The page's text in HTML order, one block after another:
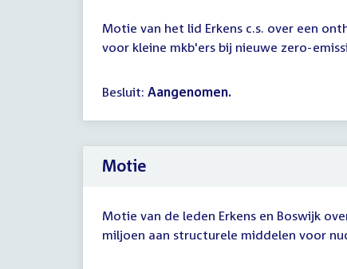
Motie van het lid Erkens c.s. over een
voor kleine mkb'ers bij nieuwe zero-
Besluit: Aangenomen.
Motie
Motie van de leden Erkens en Boswijk
miljoen aan structurele middelen voor